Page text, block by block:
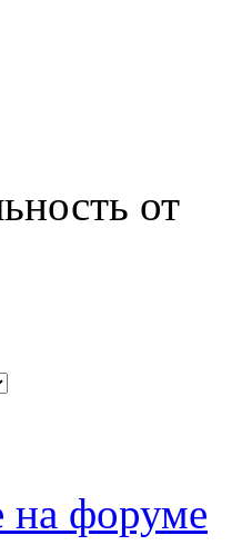
от
на форуме